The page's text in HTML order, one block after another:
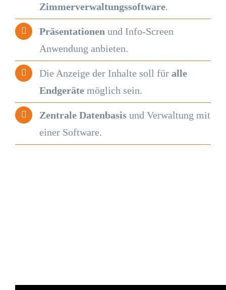
Zimmerverwaltungssoftware.
Präsentationen und Info-Screen
Anwendung anbieten.
Die Anzeige der Inhalte soll für alle
Endgeräte möglich sein.
Zentrale Datenbasis und Verwaltung mit
einer Software.